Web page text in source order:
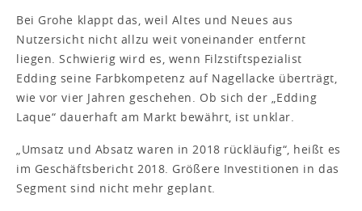
Bei Grohe klappt das, weil Altes und Neues aus
Nutzersicht nicht allzu weit voneinander entfernt
liegen. Schwierig wird es, wenn Filzstiftspezialist
Edding seine Farbkompetenz auf Nagellacke überträgt,
wie vor vier Jahren geschehen. Ob sich der „Edding
Laque“ dauerhaft am Markt bewährt, ist unklar.
„Umsatz und Absatz waren in 2018 rückläufig“, heißt es
im Geschäftsbericht 2018. Größere Investitionen in das
Segment sind nicht mehr geplant.